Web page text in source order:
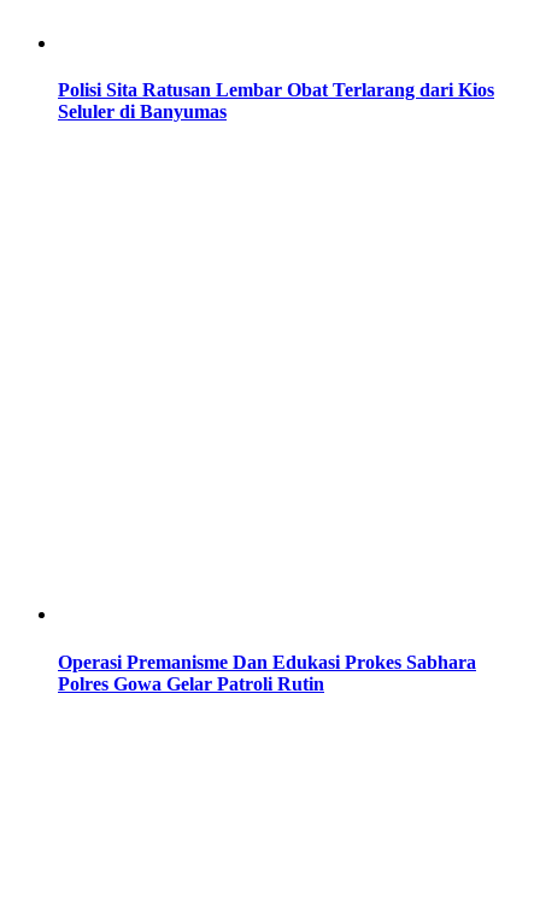
Polisi Sita Ratusan Lembar Obat Terlarang dari Kios
Seluler di Banyumas
Operasi Premanisme Dan Edukasi Prokes Sabhara
Polres Gowa Gelar Patroli Rutin